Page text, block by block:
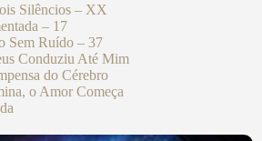
Silêncios – XX
– 17
Sem Ruído – 37
Conduziu Até Mim
do Cérebro
o Amor Começa